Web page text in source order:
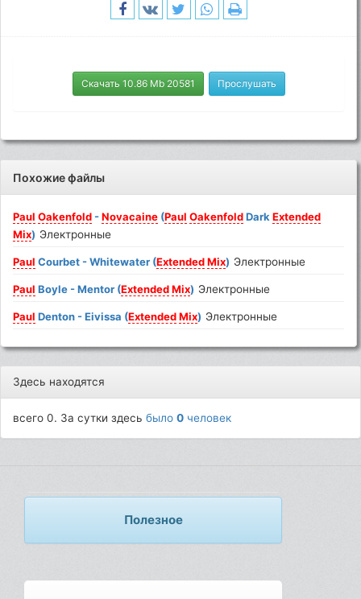
Скачать 10.86 Mb 20581 Прослушать
Похожие файлы
Paul Oakenfold -Novacaine (Paul OakenfoldDarkExtended
Mix) Электронные
Paul Courbet - Whitewater (Extended Mix) Электронные
Paul Boyle - Mentor (Extended Mix) Электронные
Paul Denton - Eivissa (Extended Mix) Электронные
Здесь находятся
всего 0. За сутки здесьбыло0 человек
Полезное